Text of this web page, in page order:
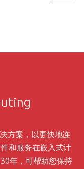
方案，以更快地连
和服务在嵌入式计
年，可帮助您保持